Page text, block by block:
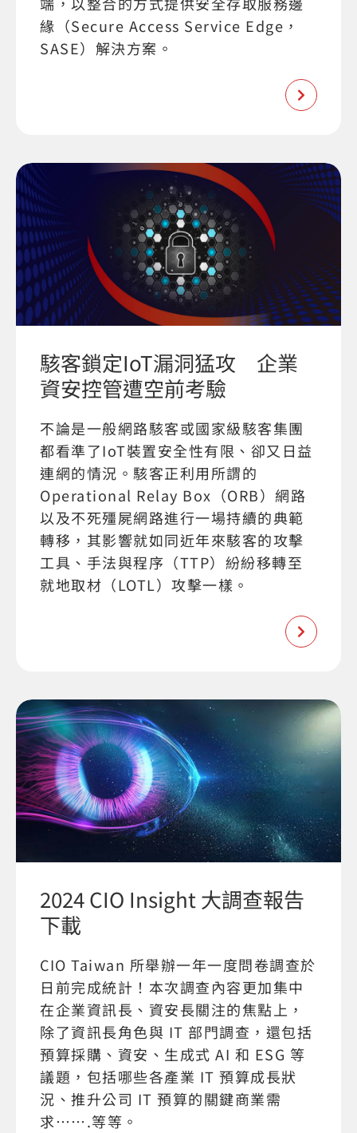
緣（Secure Access Service Edge，
SASE）解決方案。
駭客鎖定IoT漏洞猛攻 企業
資安控管遭空前考驗
不論是一般網路駭客或國家級駭客集團
都看準了IoT裝置安全性有限、卻又日益
連網的情況。駭客正利用所謂的
Operational Relay Box（ORB）網路
以及不死殭屍網路進行一場持續的典範
轉移，其影響就如同近年來駭客的攻擊
工具、手法與程序（TTP）紛紛移轉至
就地取材（LOTL）攻擊一樣。
2024 CIO Insight 大調查報告
下載
CIO Taiwan 所舉辦一年一度問卷調查於
日前完成統計！本次調查內容更加集中
在企業資訊長、資安長關注的焦點上，
除了資訊長角色與 IT 部門調查，還包括
預算採購、資安、生成式 AI 和 ESG 等
議題，包括哪些各產業 IT 預算成長狀
況、推升公司 IT 預算的關鍵商業需
求…….等等。